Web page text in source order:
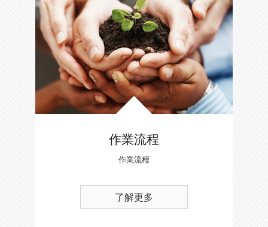
作業流程
作業流程
了解更多